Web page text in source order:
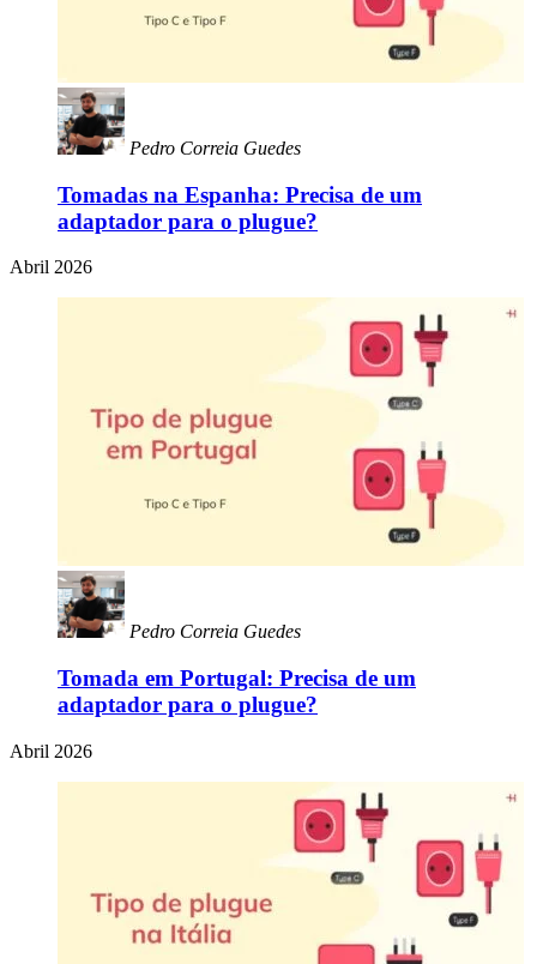
Pedro Correia Guedes
Tomadas na Espanha: Precisa de um
adaptador para o plugue?
Abril 2026
Pedro Correia Guedes
Tomada em Portugal: Precisa de um
adaptador para o plugue?
Abril 2026